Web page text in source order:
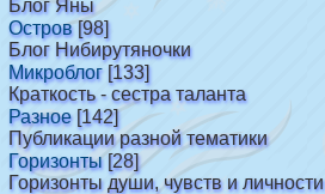
Блог Яны
Остров [98]
Блог Нибирутяночки
Микроблог [133]
Краткость - сестра таланта
Разное [142]
Публикации разной тематики
Горизонты [28]
Горизонты души, чувств и личности